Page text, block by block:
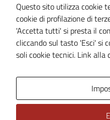
Informativa privacy
Cookie Policy
Note legali
Dichiarazione di accessibilità
Piano di miglioramento del sito
Statistiche sito web
Questo sito utilizza cookie
cookie di profilazione di
'Accetta tutti' si presta il
cliccando sul tasto 'Esci' si
soli cookie tecnici. Link alla